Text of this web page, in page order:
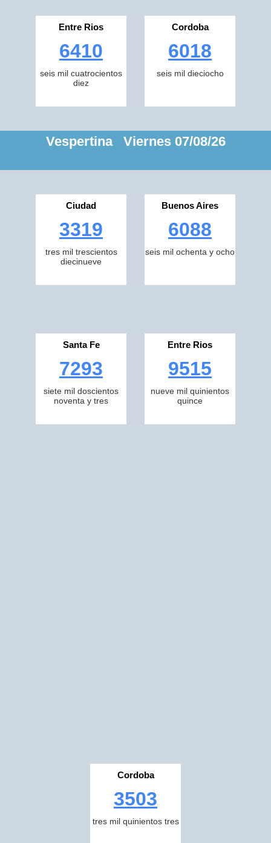
Entre Rios
6410
seis mil cuatrocientos
diez
Cordoba
6018
seis mil dieciocho
Vespertina Viernes 07/08/26
Ciudad
3319
tres mil trescientos
diecinueve
Buenos Aires
6088
seis mil ochenta y ocho
Santa Fe
7293
siete mil doscientos
noventa y tres
Entre Rios
9515
nueve mil quinientos
quince
Cordoba
3503
tres mil quinientos tres